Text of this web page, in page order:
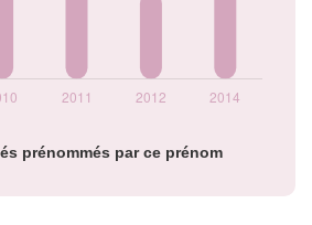
prénommés par ce prénom